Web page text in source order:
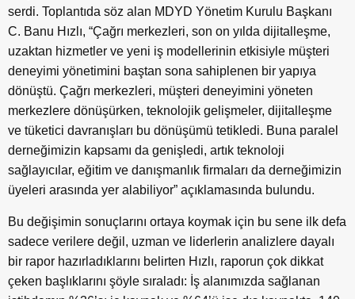
serdi. Toplantıda söz alan MDYD Yönetim Kurulu Başkanı
C. Banu Hızlı, “Çağrı merkezleri, son on yılda dijitalleşme,
uzaktan hizmetler ve yeni iş modellerinin etkisiyle müşteri
deneyimi yönetimini baştan sona sahiplenen bir yapıya
dönüştü. Çağrı merkezleri, müşteri deneyimini yöneten
merkezlere dönüşürken, teknolojik gelişmeler, dijitalleşme
ve tüketici davranışları bu dönüşümü tetikledi. Buna paralel
derneğimizin kapsamı da genişledi, artık teknoloji
sağlayıcılar, eğitim ve danışmanlık firmaları da derneğimizin
üyeleri arasında yer alabiliyor” açıklamasında bulundu.
Bu değişimin sonuçlarını ortaya koymak için bu sene ilk defa
sadece verilere değil, uzman ve liderlerin analizlere dayalı
bir rapor hazırladıklarını belirten Hızlı, raporun çok dikkat
çeken başlıklarını şöyle sıraladı: İş alanımızda sağlanan